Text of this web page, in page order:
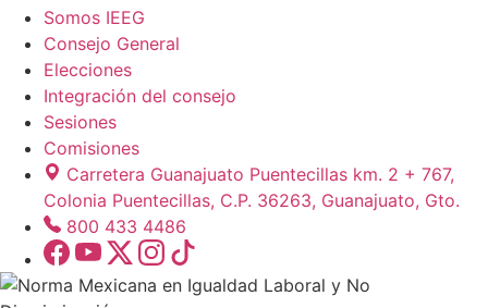
Somos IEEG
Consejo General
Elecciones
Integración del consejo
Sesiones
Comisiones
Carretera Guanajuato Puentecillas km. 2 + 767,
Colonia Puentecillas, C.P. 36263, Guanajuato, Gto.
800 433 4486